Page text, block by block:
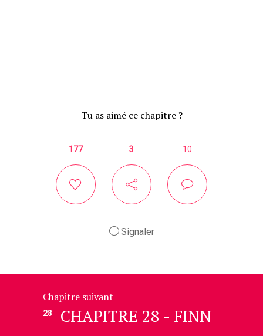
Tu as aimé ce chapitre ?
177 3 10
Signaler
Chapitre suivant
28 CHAPITRE 28 - FINN